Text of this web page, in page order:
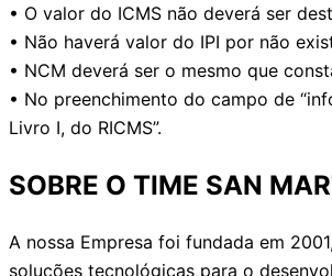
• O valor do ICMS não deverá ser
• Não haverá valor do IPI por não
• NCM deverá ser o mesmo que
• No preenchimento do campo de
Livro I, do RICMS”.
SOBRE O TIME SAN
A nossa Empresa foi fundada em
soluções tecnológicas para o